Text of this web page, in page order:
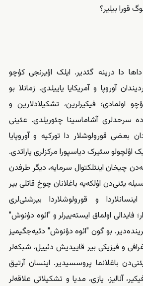
قورا بیلیر؟
دا درینه گئدیر. ایلک اؤیرنجی کؤچو
آوروپا و آمریکایا یاییلدی. زمانلا بو
اولمادی؛ فیکیرلرین، تشکیلادلارین و
سرحد‌لری آشاماسینا چئوریلدی. عئینی
بعضی قورولوشلار دا تورکیه و آوروپایا
اؤلچولو سئیرک دیاسپورا مرکز‌لری یاراتدی.
چیخان اینتلکتوال سرمایه، دیگر طرفدن
یئنی‌دن اؤلکه‌یه باغلانان چوخ قاتلی بیر
و قورولوشلاردا بیرشئی‌لری
اولماق ایسته‌ییرلر و "ائوه دؤنوش"
بو گون "ائوه دؤنوش" دئیه‌جگیمیز
و فیزیکی بیر قاییدیش دئییل، شبکه‌لر
باغلانما پروسسیدیر. اینسان آرتیق
آنالیز، یازی، مدیا و تشکیلاتی علاقه‌لر